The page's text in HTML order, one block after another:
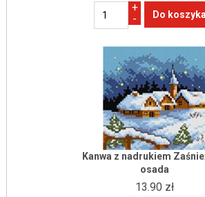
+
-
Kanwa z nadrukiem
osada
13.90 zł